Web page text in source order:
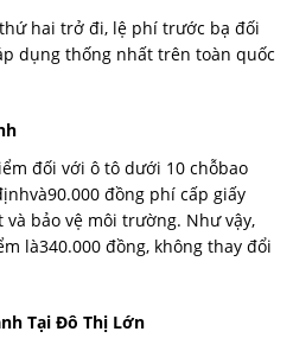
hai trở đi, lệ phí trước bạ đối
dụng thống nhất trên toàn quốc
đối với ô tô dưới 10 chỗbao
đồng phí cấp giấy
bảo vệ môi trường. Như vậy,
là340.000 đồng, không thay đổi
Tại Đô Thị Lớn